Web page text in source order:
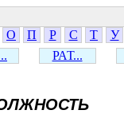
О П Р С Т У
РАТ...